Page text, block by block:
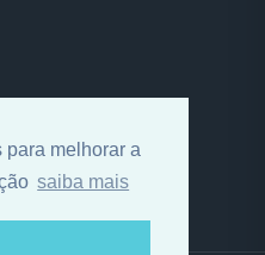
para melhorar a
saiba mais